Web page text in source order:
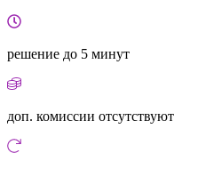
решение до 5 минут
доп. комиссии отсутствуют